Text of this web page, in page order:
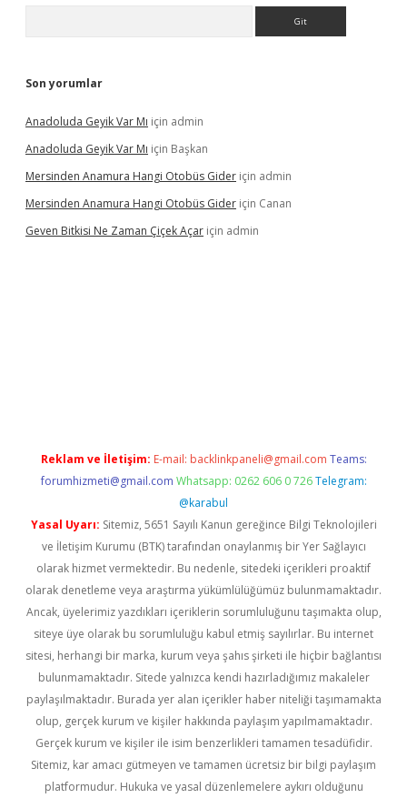
Son yorumlar
Anadoluda Geyik Var Mı için admin
Anadoluda Geyik Var Mı için Başkan
Mersinden Anamura Hangi Otobüs Gider için admin
Mersinden Anamura Hangi Otobüs Gider için Canan
Geven Bitkisi Ne Zaman Çiçek Açar için admin
Reklam ve İletişim: E-mail: backlinkpaneli@gmail.com Teams:
forumhizmeti@gmail.com Whatsapp: 0262 606 0 726 Telegram:
@karabul
Yasal Uyarı: Sitemiz, 5651 Sayılı Kanun gereğince Bilgi Teknolojileri
ve İletişim Kurumu (BTK) tarafından onaylanmış bir Yer Sağlayıcı
olarak hizmet vermektedir. Bu nedenle, sitedeki içerikleri proaktif
olarak denetleme veya araştırma yükümlülüğümüz bulunmamaktadır.
Ancak, üyelerimiz yazdıkları içeriklerin sorumluluğunu taşımakta olup,
siteye üye olarak bu sorumluluğu kabul etmiş sayılırlar. Bu internet
sitesi, herhangi bir marka, kurum veya şahıs şirketi ile hiçbir bağlantısı
bulunmamaktadır. Sitede yalnızca kendi hazırladığımız makaleler
paylaşılmaktadır. Burada yer alan içerikler haber niteliği taşımamakta
olup, gerçek kurum ve kişiler hakkında paylaşım yapılmamaktadır.
Gerçek kurum ve kişiler ile isim benzerlikleri tamamen tesadüfidir.
Sitemiz, kar amacı gütmeyen ve tamamen ücretsiz bir bilgi paylaşım
platformudur. Hukuka ve yasal düzenlemelere aykırı olduğunu